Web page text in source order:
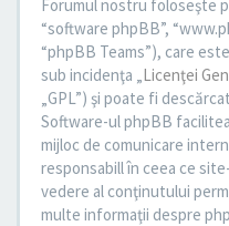
Forumul nostru foloseşte
“software phpBB”,
“phpBB Teams”), care
sub incidenţa „Licenţei
„GPL”) şi poate fi
Software-ul phpBB
mijloc de comunicare
responsabill în ceea ce
vedere al conţinutului
multe informaţii despre